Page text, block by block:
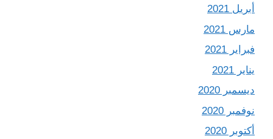
أبريل 2021
مارس 2021
فبراير 2021
يناير 2021
ديسمبر 2020
نوفمبر 2020
أكتوبر 2020